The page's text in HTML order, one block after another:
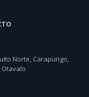
Norte, Carapungo,
Otavalo